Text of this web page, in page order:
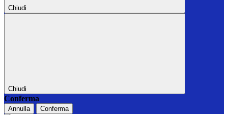
Chiudi
Chiudi
Conferma
Annulla Conferma